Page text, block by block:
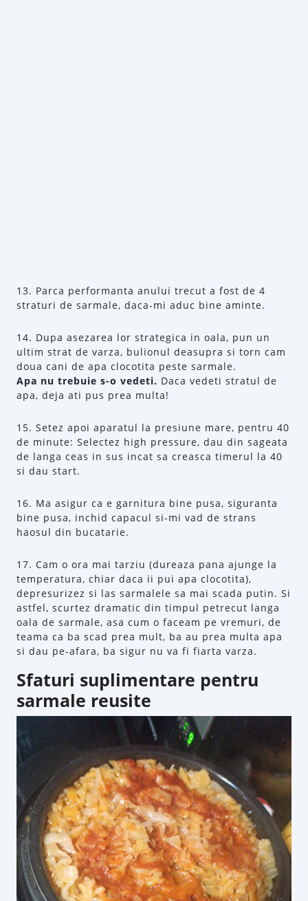
13. Parca performanta anului trecut a fost de 4
straturi de sarmale, daca-mi aduc bine aminte.
14. Dupa asezarea lor strategica in oala, pun un
ultim strat de varza, bulionul deasupra si torn cam
doua cani de apa clocotita peste sarmale.
Apa nu trebuie s-o vedeti. Daca vedeti stratul de
apa, deja ati pus prea multa!
15. Setez apoi aparatul la presiune mare, pentru 40
de minute: Selectez high pressure, dau din sageata
de langa ceas in sus incat sa creasca timerul la 40
si dau start.
16. Ma asigur ca e garnitura bine pusa, siguranta
bine pusa, inchid capacul si-mi vad de strans
haosul din bucatarie.
17. Cam o ora mai tarziu (dureaza pana ajunge la
temperatura, chiar daca ii pui apa clocotita),
depresurizez si las sarmalele sa mai scada putin. Si
astfel, scurtez dramatic din timpul petrecut langa
oala de sarmale, asa cum o faceam pe vremuri, de
teama ca ba scad prea mult, ba au prea multa apa
si dau pe-afara, ba sigur nu va fi fiarta varza.
Sfaturi suplimentare pentru
sarmale reusite